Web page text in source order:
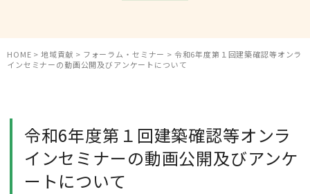
HOME > 地域貢献 > フォーラム・セミナー > 令和6年度第１回建築確認等オンラ
インセミナーの動画公開及びアンケートについて
令和6年度第１回建築確認等オンラ
インセミナーの動画公開及びアンケ
ートについて